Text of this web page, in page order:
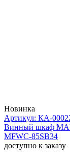
Новинка
Артикул: КА-
Винный шкаф
MFWC-85SB34
доступно к заказу